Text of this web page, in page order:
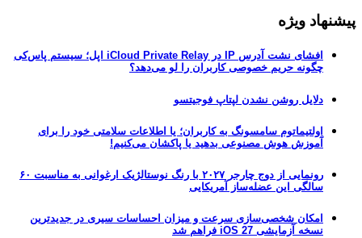
پیشنهاد ویژه
افشای نشت آدرس IP در iCloud Private Relay اپل؛ سیستم پاس‌کی
چگونه حریم خصوصی کاربران را لو می‌دهد؟
دلایل روشن نشدن لپتاپ فوجیتسو
اولتیماتوم سامسونگ به کاربران؛ یا اطلاعات سلامتی خود را برای
آموزش هوش مصنوعی بدهید یا پاکشان می‌کنیم!
رونمایی از دوج چارجر ۲۰۲۷ با رنگ نوستالژیک ارغوانی به مناسبت ۶۰
سالگی این عضله‌ساز آمریکایی
امکان شخصی‌سازی سرعت و میزان احساسات سیری در جدیدترین
نسخه آزمایشی iOS 27 فراهم شد